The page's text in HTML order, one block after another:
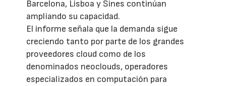
Barcelona, Lisboa y Sines continúan
ampliando su capacidad.
El informe señala que la demanda sigue
creciendo tanto por parte de los grandes
proveedores cloud como de los
denominados neoclouds, operadores
especializados en computación para